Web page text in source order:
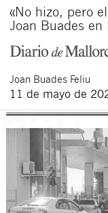
«No hizo, pero
Joan Buades
Joan Buades Feliu
11 de mayo de